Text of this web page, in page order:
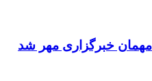
خبرگزاری مهر شد